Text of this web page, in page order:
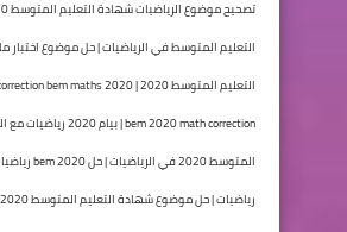
رياضيات | حل موضوع شهادة التعليم المتوسط 2020 في الرياضيات | bem math 2020